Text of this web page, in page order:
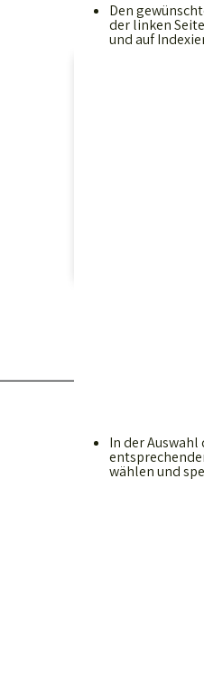
Den
der linken
und auf
In der Auswahl
wählen und